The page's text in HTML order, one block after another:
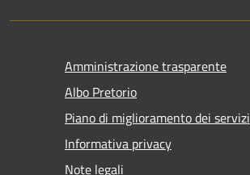
Amministrazione trasparente
Albo Pretorio
Piano di miglioramento dei servizi
Informativa privacy
Note legali